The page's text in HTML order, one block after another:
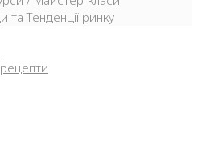
та Тенденції ринку
рецепти